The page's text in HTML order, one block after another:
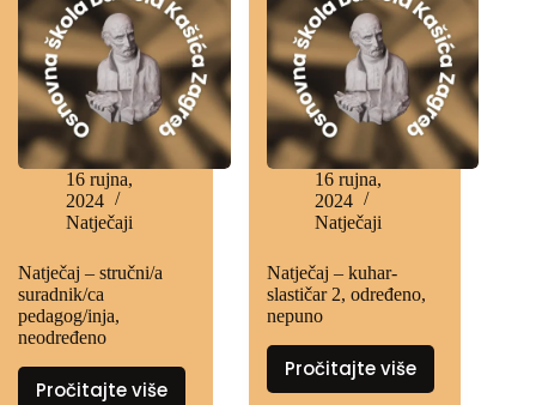
16 rujna,
2024
Natječaji
Natječaj – stručni/a
suradnik/ca
pedagog/inja,
neodređeno
Pročitajte više
16 rujna,
2024
Natječaji
Natječaj – kuhar-
slastičar 2, određeno,
nepuno
Pročitajte više